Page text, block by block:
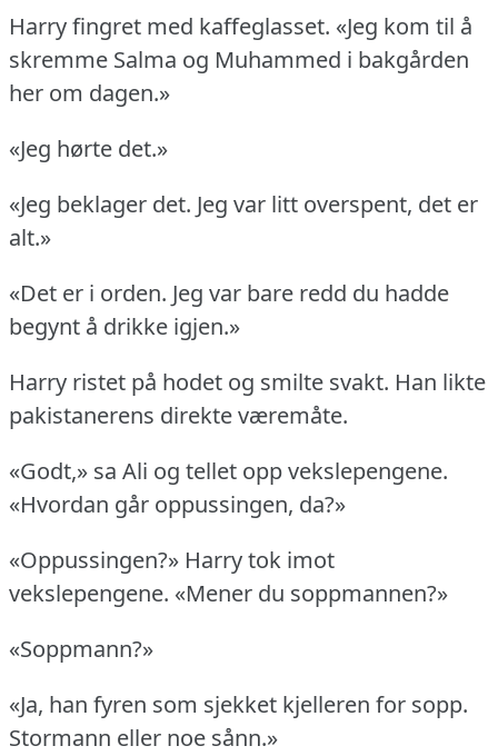
Harry fingret med kaffeglasset. «Jeg kom til å
skremme Salma og Muhammed i bakgården
her om dagen.»
«Jeg hørte det.»
«Jeg beklager det. Jeg var litt overspent, det er
alt.»
«Det er i orden. Jeg var bare redd du hadde
begynt å drikke igjen.»
Harry ristet på hodet og smilte svakt. Han likte
pakistanerens direkte væremåte.
«Godt,» sa Ali og tellet opp vekslepengene.
«Hvordan går oppussingen, da?»
«Oppussingen?» Harry tok imot
vekslepengene. «Mener du soppmannen?»
«Soppmann?»
«Ja, han fyren som sjekket kjelleren for sopp.
Stormann eller noe sånn.»